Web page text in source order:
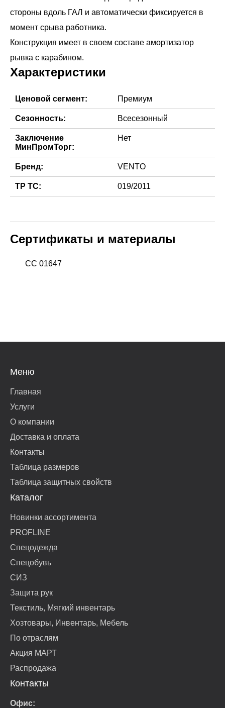
стороны вдоль ГАЛ и автоматически фиксируется в
момент срыва работника.
Конструкция имеет в своем составе амортизатор
Характеристики
Ценовой сегмент: Премиум
Сезонность: Всесезонный
Заключение
МинПромТорг:
Нет
Бренд: VENTO
ТР ТС: 019/2011
Сертификаты и материалы
СС 01647
Меню
Главная
Услуги
О компании
Доставка и оплата
Контакты
Таблица размеров
Таблица защитных свойств
Каталог
Новинки ассортимента
PROFLINE
Спецодежда
Спецобувь
СИЗ
Защита рук
Текстиль, Мягкий инвентарь
Хозтовары, Инвентарь, Мебель
По отраслям
Акция МАРТ
Распродажа
Контакты
Офис: